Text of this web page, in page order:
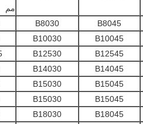
مم
B8045
B8030
B10045
B10030
B12545
B12530
B14045
B14030
B15045
B15030
B15045
B15030
B18045
B18030